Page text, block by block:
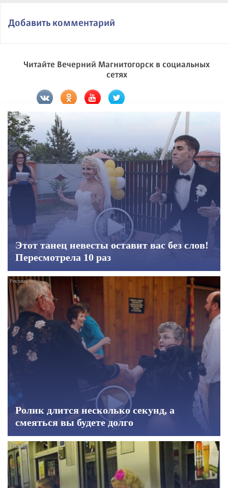
Добавить комментарий
Читайте Вечерний Магнитогорск в социальных
сетях
Этот танец невесты оставит вас без слов!
Пересмотрела 10 раз
Ролик длится несколько секунд, а
смеяться вы будете долго